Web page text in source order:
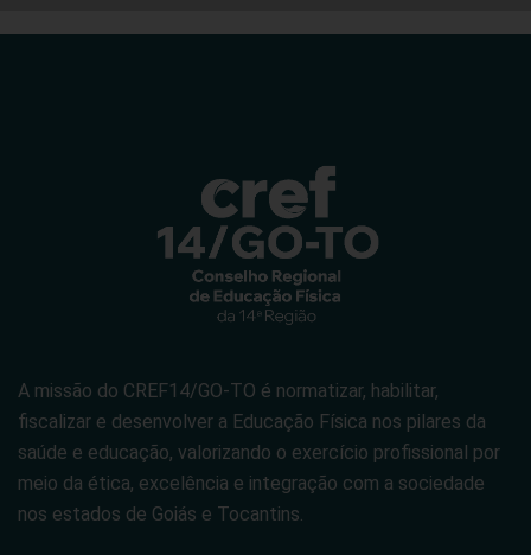
A missão do CREF14/GO-TO é normatizar, habilitar,
fiscalizar e desenvolver a Educação Física nos pilares da
saúde e educação, valorizando o exercício profissional por
meio da ética, excelência e integração com a sociedade
nos estados de Goiás e Tocantins.